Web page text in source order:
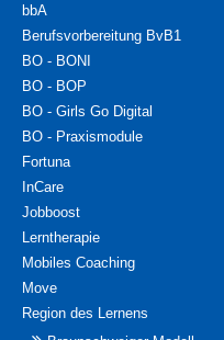
bbA
Berufsvorbereitung BvB1
BO - BONI
BO - BOP
BO - Girls Go Digital
BO - Praxismodule
Fortuna
InCare
Jobboost
Lerntherapie
Mobiles Coaching
Move
Region des Lernens